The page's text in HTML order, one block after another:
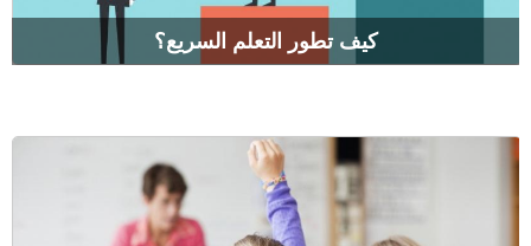
كيف تطور التعلم السريع؟